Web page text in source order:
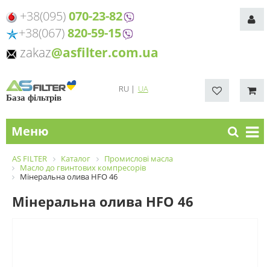
+38(095)070-23-82
+38(067)820-59-15
zakaz@asfilter.com.ua
База фільтрів
RU | UA
Меню
AS FILTER Каталог
Промислові масла
Масло до гвинтових компресорів
Мінеральна олива HFO 46
Мінеральна олива HFO 46